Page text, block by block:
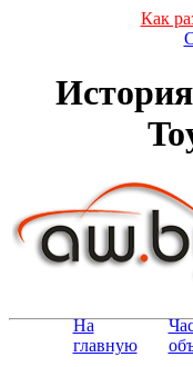
Как
На
главную